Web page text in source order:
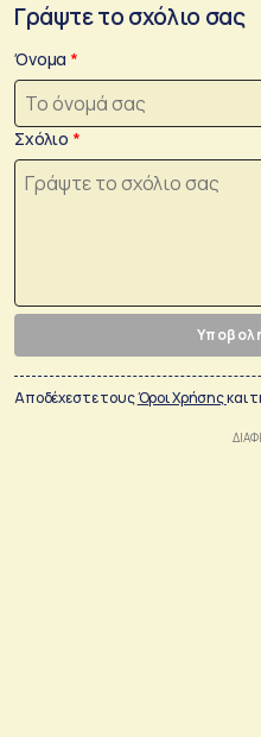
Γράψτε το σχόλιο σας
Όνομα
Σχόλιο
Αποδέχεστε τουςΌροι Χρήσηςκαι